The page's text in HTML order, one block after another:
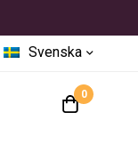
Svenska
0